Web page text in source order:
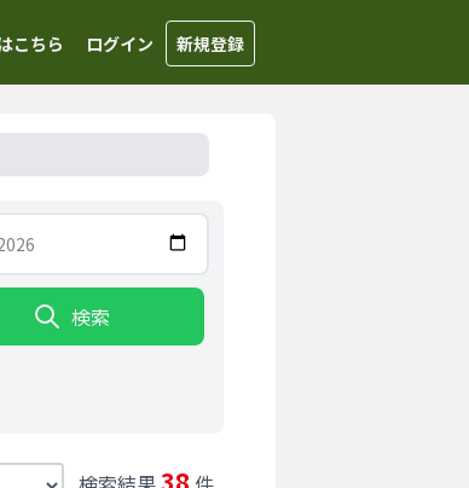
こちら ログイン 新規登録
検索